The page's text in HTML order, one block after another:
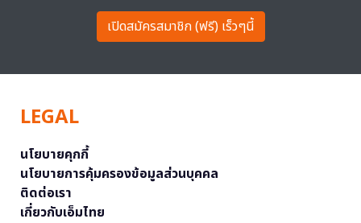
เปิดสมัครสมาชิก (ฟรี) เร็วๆนี้
LEGAL
นโยบายคุกกี้
นโยบายการคุ้มครองข้อมูลส่วนบุคคล
ติดต่อเรา
เกี่ยวกับเอ็มไทย